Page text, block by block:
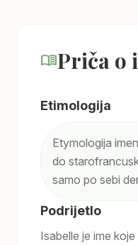
menu_bookPriča o
Etimologija
Etymologija
do
samo po sebi
Podrijetlo
Isabelle je ime